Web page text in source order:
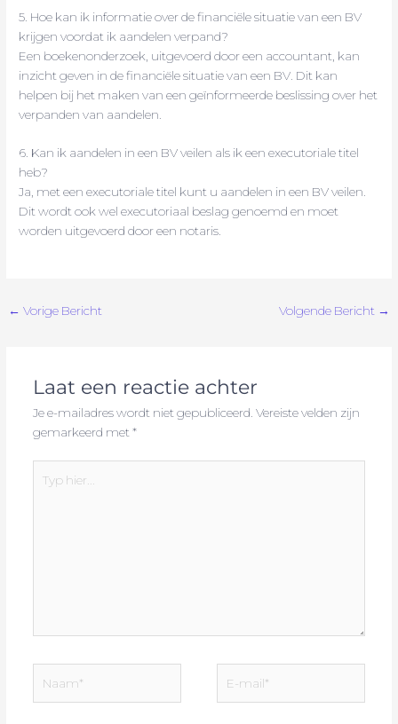
5. Hoe kan ik informatie over de financiële situatie van een BV
krijgen voordat ik aandelen verpand?
Een boekenonderzoek, uitgevoerd door een accountant, kan
inzicht geven in de financiële situatie van een BV. Dit kan
helpen bij het maken van een geïnformeerde beslissing over het
verpanden van aandelen.
6. Kan ik aandelen in een BV veilen als ik een executoriale titel
heb?
Ja, met een executoriale titel kunt u aandelen in een BV veilen.
Dit wordt ook wel executoriaal beslag genoemd en moet
worden uitgevoerd door een notaris.
← Vorige Bericht Volgende Bericht →
Laat een reactie achter
Je e-mailadres wordt niet gepubliceerd. Vereiste velden zijn
gemarkeerd met *
hier...
mail*